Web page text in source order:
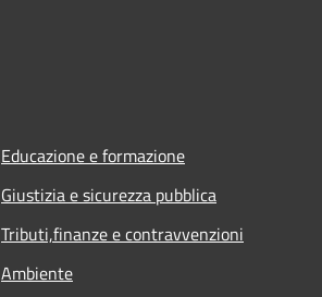
Educazione e formazione
Giustizia e sicurezza pubblica
Tributi,finanze e contravvenzioni
Ambiente